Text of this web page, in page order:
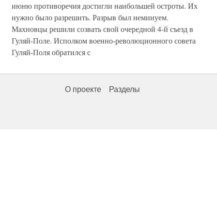
июню противоречия достигли наибольшей остроты. Их
нужно было разрешить. Разрыв был неминуем.
Махновцы решили созвать свой очередной 4-й съезд в
Гуляй-Поле. Исполком военно-революционного совета
Гуляй-Поля обратился с
О проекте Разделы